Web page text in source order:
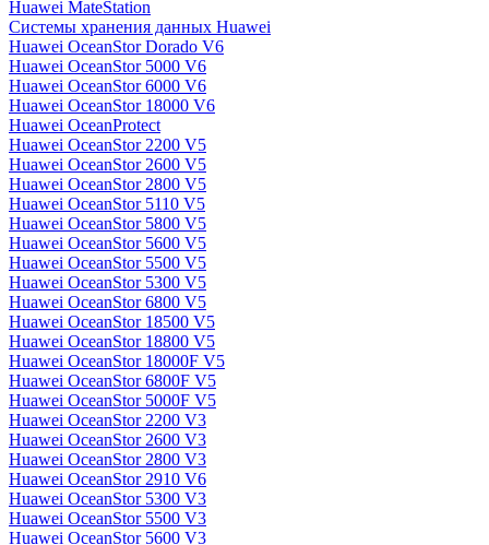
Huawei MateStation
Системы хранения данных Huawei
Huawei OceanStor Dorado V6
Huawei OceanStor 5000 V6
Huawei OceanStor 6000 V6
Huawei OceanStor 18000 V6
Huawei OceanProtect
Huawei OceanStor 2200 V5
Huawei OceanStor 2600 V5
Huawei OceanStor 2800 V5
Huawei OceanStor 5110 V5
Huawei OceanStor 5800 V5
Huawei OceanStor 5600 V5
Huawei OceanStor 5500 V5
Huawei OceanStor 5300 V5
Huawei OceanStor 6800 V5
Huawei OceanStor 18500 V5
Huawei OceanStor 18800 V5
Huawei OceanStor 18000F V5
Huawei OceanStor 6800F V5
Huawei OceanStor 5000F V5
Huawei OceanStor 2200 V3
Huawei OceanStor 2600 V3
Huawei OceanStor 2800 V3
Huawei OceanStor 2910 V6
Huawei OceanStor 5300 V3
Huawei OceanStor 5500 V3
Huawei OceanStor 5600 V3